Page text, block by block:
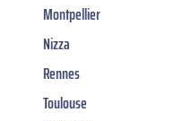
Montpellier
Nizza
Rennes
Toulouse